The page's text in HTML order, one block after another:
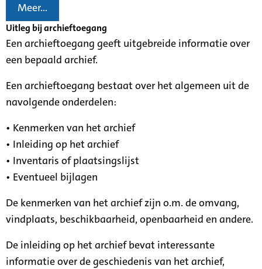
Meer...
Uitleg bij archieftoegang
Een archieftoegang geeft uitgebreide informatie over
een bepaald archief.
Een archieftoegang bestaat over het algemeen uit de
navolgende onderdelen:
• Kenmerken van het archief
• Inleiding op het archief
• Inventaris of plaatsingslijst
• Eventueel bijlagen
De kenmerken van het archief zijn o.m. de omvang,
vindplaats, beschikbaarheid, openbaarheid en andere.
De inleiding op het archief bevat interessante
informatie over de geschiedenis van het archief,